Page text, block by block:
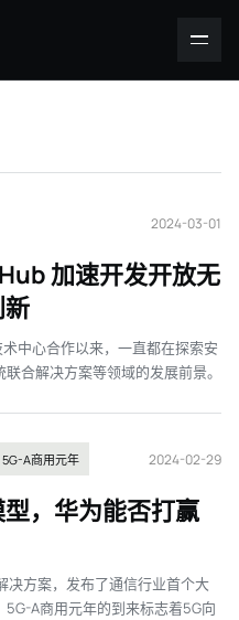
2024-03-01
加速开发开放无
中心合作以来，一直都在探索安
合解决方案等领域的发展前景。
5G-A商用元年 2024-02-29
，华为能否打赢
决方案，发布了通信行业首个大
A商用元年的到来标志着5G向